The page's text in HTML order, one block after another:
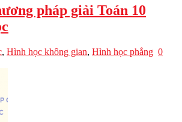
pháp giải Toán 10
, Hình học không gian, Hình học phẳng 0